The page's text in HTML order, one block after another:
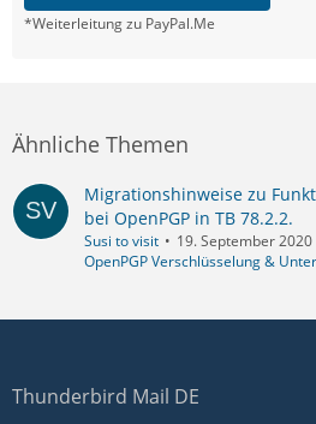
*Weiterleitung zu PayPal.Me
Ähnliche Themen
Migrationshinweise zu
bei OpenPGP in TB 78.2.2.
Susi to visit
19. September
OpenPGP Verschlüsselung &
Thunderbird Mail DE